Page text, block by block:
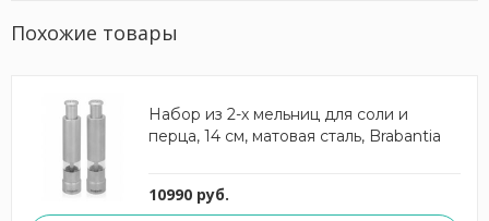
Похожие товары
Набор из 2-х мельниц для соли и
перца, 14 см, матовая сталь, Brabantia
10990 руб.